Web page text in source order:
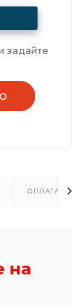
задайте
ОПЛАТА И
на